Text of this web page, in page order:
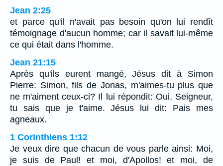
Jean 2:25
et parce qu'il n'avait pas besoin qu'on lui rendît
témoignage d'aucun homme; car il savait lui-même
ce qui était dans l'homme.
Jean 21:15
Après qu'ils eurent mangé, Jésus dit à Simon
Pierre: Simon, fils de Jonas, m'aimes-tu plus que
ne m'aiment ceux-ci? Il lui répondit: Oui, Seigneur,
tu sais que je t'aime. Jésus lui dit: Pais mes
agneaux.
1 Corinthiens 1:12
Je veux dire que chacun de vous parle ainsi: Moi,
je suis de Paul! et moi, d'Apollos! et moi, de